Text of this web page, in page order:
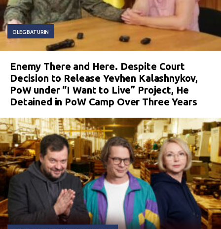
OLEG BATURIN
Enemy There and Here. Despite Court
Decision to Release Yevhen Kalashnykov,
PoW under “I Want to Live” Project, He
Detained in PoW Camp Over Three Years